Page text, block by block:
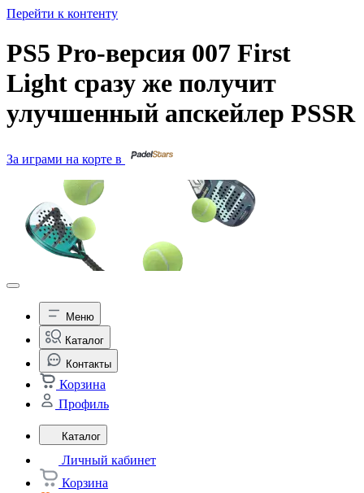
Перейти к контенту
PS5 Pro-версия 007 First
Light сразу же получит
улучшенный апскейлер PSSR
За играми на корте в
Меню
Каталог
Контакты
Корзина
Профиль
Каталог
Личный кабинет
Корзина